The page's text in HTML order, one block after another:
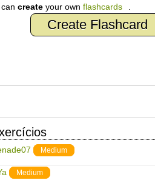
createyour own flashcards
Create Flashcard
Medium
Medium